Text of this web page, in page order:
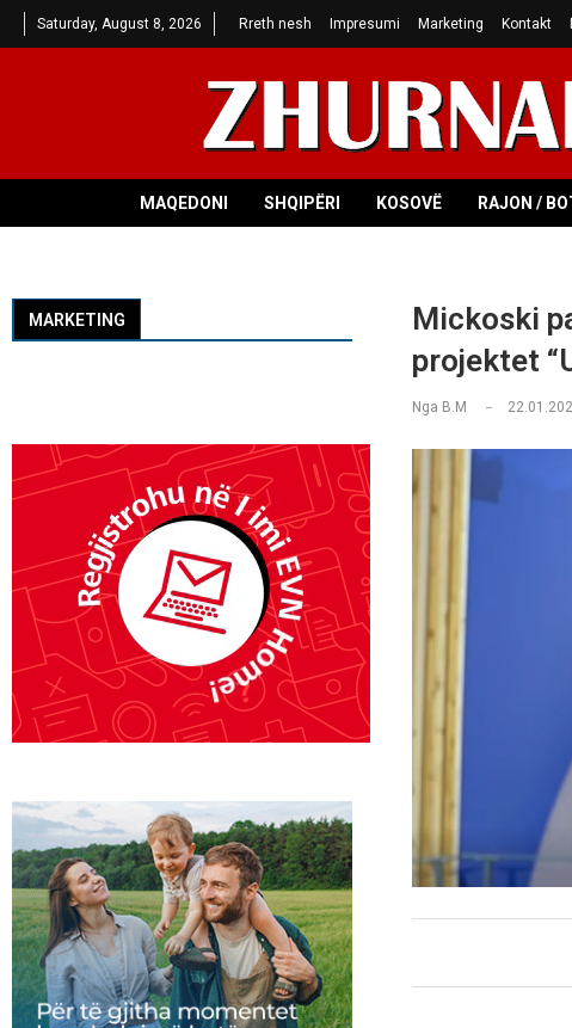
Saturday, August 8, 2026 Rreth nesh Impresumi Marketing Kontakt
MAQEDONI SHQIPËRI KOSOVË RAJON /
Mickoski
projektet
Nga B.M
MARKETING